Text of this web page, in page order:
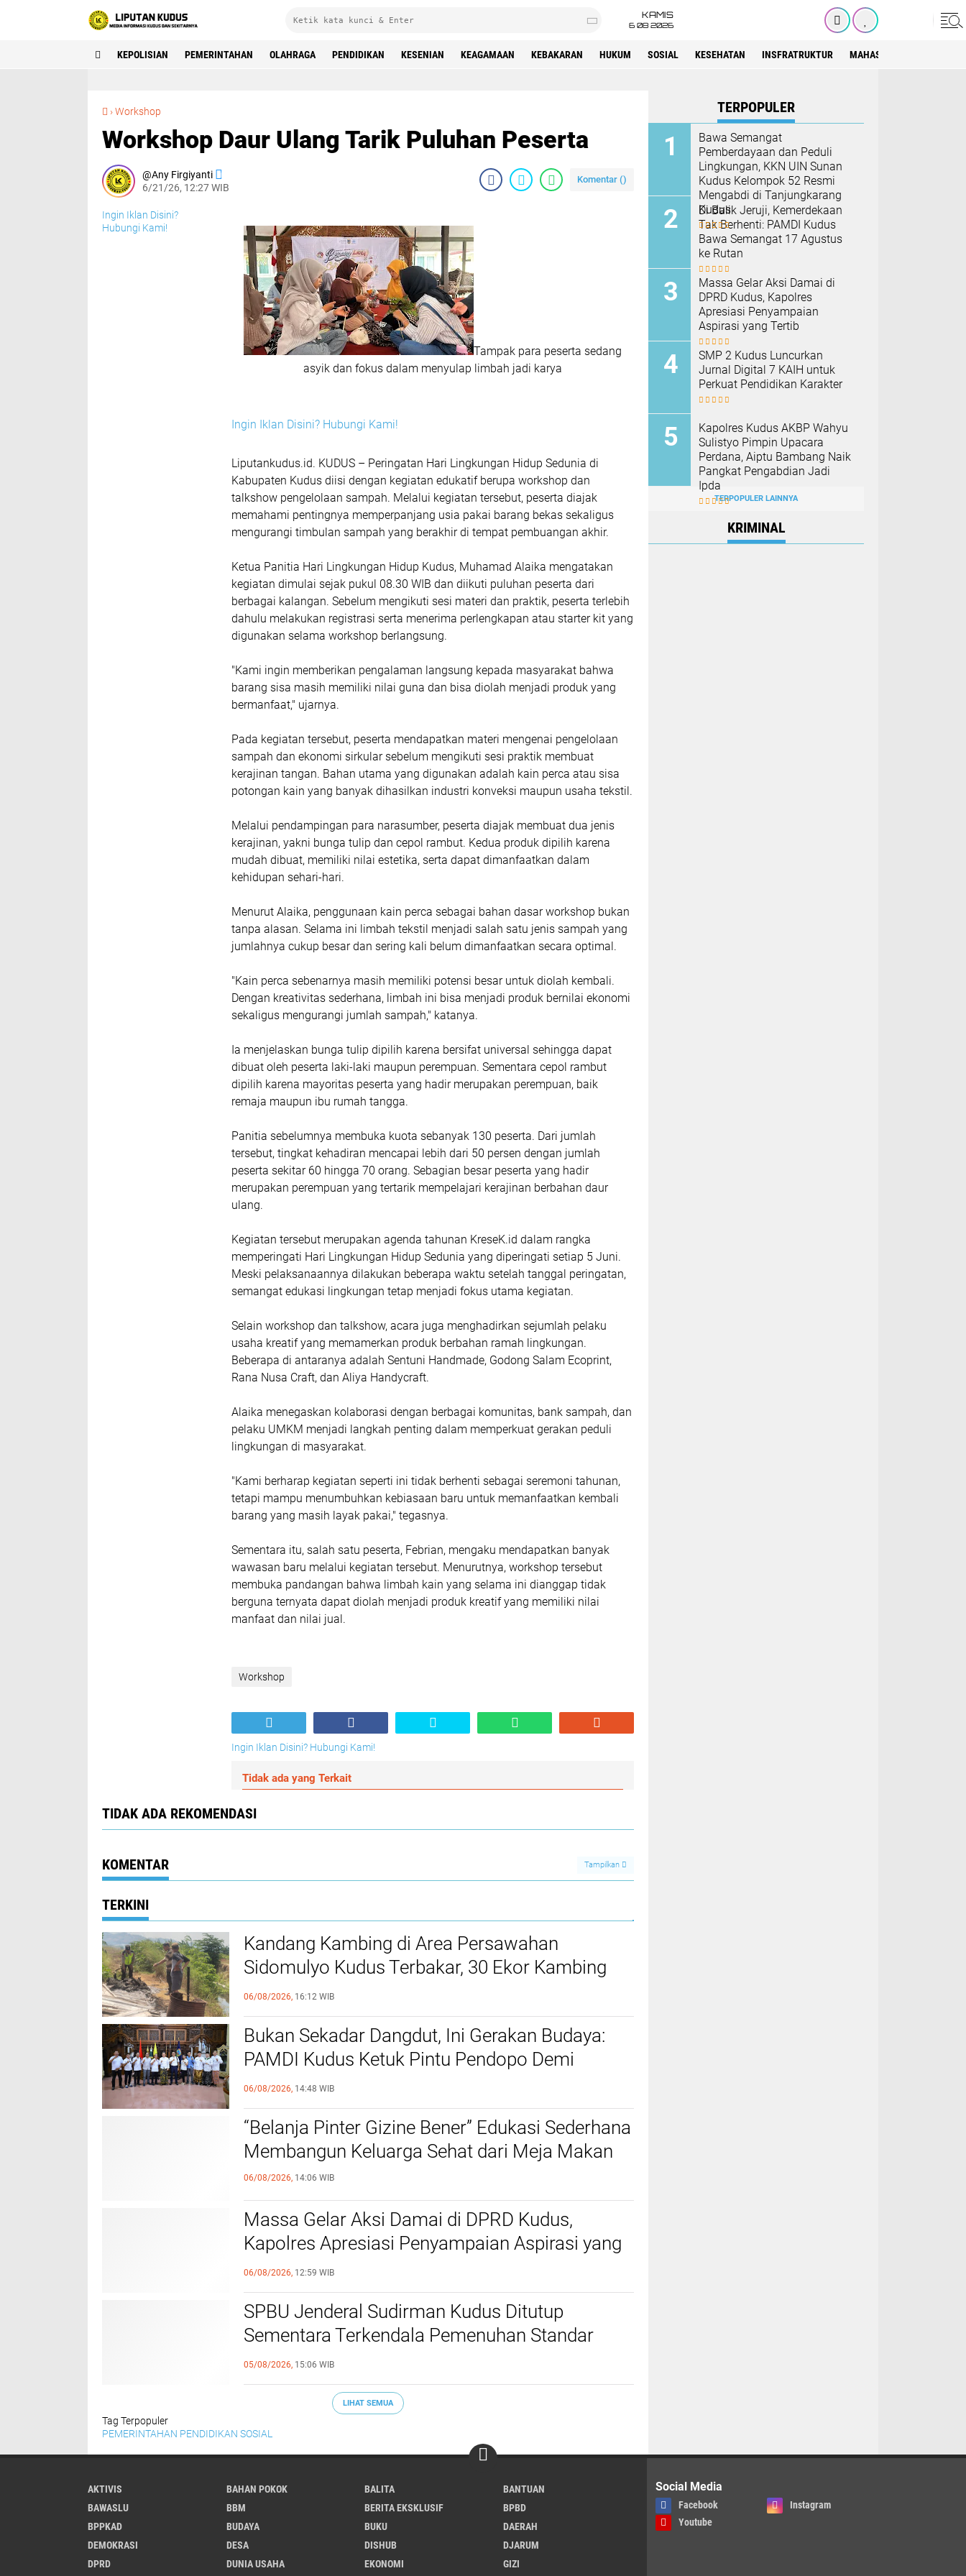
KAMIS
6 08 2026
KEPOLISIAN PEMERINTAHAN OLAHRAGA PENDIDIKAN KESENIAN KEAGAMAAN KEBAKARAN HUKUM SOSIAL KESEHATAN INSFRATRUKTUR MAHASISWA
›Workshop
Workshop Daur Ulang Tarik Puluhan Peserta ‎
Any Firgiyanti
6/21/26, 12:27 WIB
Komentar ()
Ingin Iklan Disini?
Hubungi Kami!
Tampak para peserta sedang
asyik dan fokus dalam menyulap limbah jadi karya
Ingin Iklan Disini? Hubungi Kami!
‎Liputankudus.id. KUDUS – Peringatan Hari Lingkungan Hidup Sedunia di
Kabupaten Kudus diisi dengan kegiatan edukatif berupa workshop dan
talkshow pengelolaan sampah. Melalui kegiatan tersebut, peserta diajak
memahami pentingnya memperpanjang usia pakai barang bekas sekaligus
mengurangi timbulan sampah yang berakhir di tempat pembuangan akhir.
‎Ketua Panitia Hari Lingkungan Hidup Kudus, Muhamad Alaika mengatakan
kegiatan dimulai sejak pukul 08.30 WIB dan diikuti puluhan peserta dari
berbagai kalangan. Sebelum mengikuti sesi materi dan praktik, peserta terlebih
dahulu melakukan registrasi serta menerima perlengkapan atau starter kit yang
digunakan selama workshop berlangsung.
‎"Kami ingin memberikan pengalaman langsung kepada masyarakat bahwa
barang sisa masih memiliki nilai guna dan bisa diolah menjadi produk yang
bermanfaat," ujarnya.
‎Pada kegiatan tersebut, peserta mendapatkan materi mengenai pengelolaan
sampah dan ekonomi sirkular sebelum mengikuti sesi praktik membuat
kerajinan tangan. Bahan utama yang digunakan adalah kain perca atau sisa
potongan kain yang banyak dihasilkan industri konveksi maupun usaha tekstil.
‎Melalui pendampingan para narasumber, peserta diajak membuat dua jenis
kerajinan, yakni bunga tulip dan cepol rambut. Kedua produk dipilih karena
mudah dibuat, memiliki nilai estetika, serta dapat dimanfaatkan dalam
kehidupan sehari-hari.
‎Menurut Alaika, penggunaan kain perca sebagai bahan dasar workshop bukan
tanpa alasan. Selama ini limbah tekstil menjadi salah satu jenis sampah yang
jumlahnya cukup besar dan sering kali belum dimanfaatkan secara optimal.
‎"Kain perca sebenarnya masih memiliki potensi besar untuk diolah kembali.
Dengan kreativitas sederhana, limbah ini bisa menjadi produk bernilai ekonomi
sekaligus mengurangi jumlah sampah," katanya.
‎Ia menjelaskan bunga tulip dipilih karena bersifat universal sehingga dapat
dibuat oleh peserta laki-laki maupun perempuan. Sementara cepol rambut
dipilih karena mayoritas peserta yang hadir merupakan perempuan, baik
remaja maupun ibu rumah tangga.
‎Panitia sebelumnya membuka kuota sebanyak 130 peserta. Dari jumlah
tersebut, tingkat kehadiran mencapai lebih dari 50 persen dengan jumlah
peserta sekitar 60 hingga 70 orang. Sebagian besar peserta yang hadir
merupakan perempuan yang tertarik mempelajari kerajinan berbahan daur
ulang.
‎Kegiatan tersebut merupakan agenda tahunan KreseK.id dalam rangka
memperingati Hari Lingkungan Hidup Sedunia yang diperingati setiap 5 Juni.
Meski pelaksanaannya dilakukan beberapa waktu setelah tanggal peringatan,
semangat edukasi lingkungan tetap menjadi fokus utama kegiatan.
‎Selain workshop dan talkshow, acara juga menghadirkan sejumlah pelaku
usaha kreatif yang memamerkan produk berbahan ramah lingkungan.
Beberapa di antaranya adalah Sentuni Handmade, Godong Salam Ecoprint,
Rana Nusa Craft, dan Aliya Handycraft.
‎Alaika menegaskan kolaborasi dengan berbagai komunitas, bank sampah, dan
pelaku UMKM menjadi langkah penting dalam memperkuat gerakan peduli
lingkungan di masyarakat.
‎"Kami berharap kegiatan seperti ini tidak berhenti sebagai seremoni tahunan,
tetapi mampu menumbuhkan kebiasaan baru untuk memanfaatkan kembali
barang yang masih layak pakai," tegasnya.
‎Sementara itu, salah satu peserta, Febrian, mengaku mendapatkan banyak
wawasan baru melalui kegiatan tersebut. Menurutnya, workshop tersebut
membuka pandangan bahwa limbah kain yang selama ini dianggap tidak
berguna ternyata dapat diolah menjadi produk kreatif yang memiliki nilai
manfaat dan nilai jual.
Workshop
Ingin Iklan Disini? Hubungi Kami!
Tidak ada yang Terkait
TIDAK ADA REKOMENDASI
KOMENTAR Tampilkan
TERKINI
Kandang Kambing di Area Persawahan
Sidomulyo Kudus Terbakar, 30 Ekor Kambing
Mati
06/08/2026, 16:12 WIB
Bukan Sekadar Dangdut, Ini Gerakan Budaya:
PAMDI Kudus Ketuk Pintu Pendopo Demi
Seniman dan PAD Daerah
06/08/2026, 14:48 WIB
“Belanja Pinter Gizine Bener” Edukasi Sederhana
Membangun Keluarga Sehat dari Meja Makan
06/08/2026, 14:06 WIB
Massa Gelar Aksi Damai di DPRD Kudus,
Kapolres Apresiasi Penyampaian Aspirasi yang
Tertib
06/08/2026, 12:59 WIB
SPBU Jenderal Sudirman Kudus Ditutup
Sementara Terkendala Pemenuhan Standar
Program Pasti Pas
05/08/2026, 15:06 WIB
LIHAT SEMUA
Tag Terpopuler
PEMERINTAHAN PENDIDIKAN SOSIAL
TERPOPULER
Bawa Semangat
Pemberdayaan dan Peduli
Lingkungan, KKN UIN Sunan
Kudus Kelompok 52 Resmi
Mengabdi di Tanjungkarang
Kudus
Di Balik Jeruji, Kemerdekaan
Tak Berhenti: PAMDI Kudus
Bawa Semangat 17 Agustus
ke Rutan
Massa Gelar Aksi Damai di
DPRD Kudus, Kapolres
Apresiasi Penyampaian
Aspirasi yang Tertib
SMP 2 Kudus Luncurkan
Jurnal Digital 7 KAIH untuk
Perkuat Pendidikan Karakter
Kapolres Kudus AKBP Wahyu
Sulistyo Pimpin Upacara
Perdana, Aiptu Bambang Naik
Pangkat Pengabdian Jadi
Ipda
TERPOPULER LAINNYA
KRIMINAL
AKTIVIS BAHAN POKOK BALITA
BANTUAN
BAWASLU
BBM BERITA EKSKLUSIF
BPBD
BPPKAD
BUDAYA BUKU
DAERAH
DEMOKRASI
DESA DISHUB
DJARUM
DPRD
DUNIA USAHA EKONOMI GIZI
Social Media
Facebook
Instagram
Youtube